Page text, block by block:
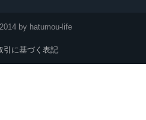
by hatumou-life
引に基づく表記